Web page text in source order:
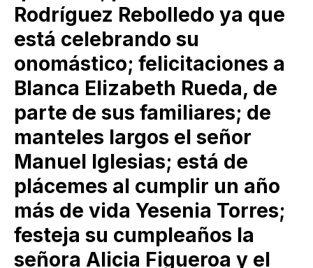
Rodríguez Rebolledo ya que
está celebrando su
onomástico; felicitaciones a
Blanca Elizabeth Rueda, de
parte de sus familiares; de
manteles largos el señor
Manuel Iglesias; está de
plácemes al cumplir un año
más de vida Yesenia Torres;
festeja su cumpleaños la
señora Alicia Figueroa y el